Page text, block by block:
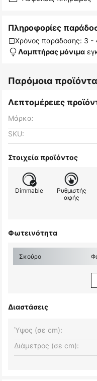
Πληροφορίες
Χρόνος παράδοσης: 3 -
Λαμπτήρας μόνιμα
Παρόμοια προϊόντα
Λεπτομέρειες
Μάρκα:
SKU:
Στοιχεία προϊόντος
Dimmable
Ρυθμιστής
αφής
Φωτεινότητα
Σκούρο
Διαστάσεις
Ύψος (σε cm):
Διάμετρος (σε cm):